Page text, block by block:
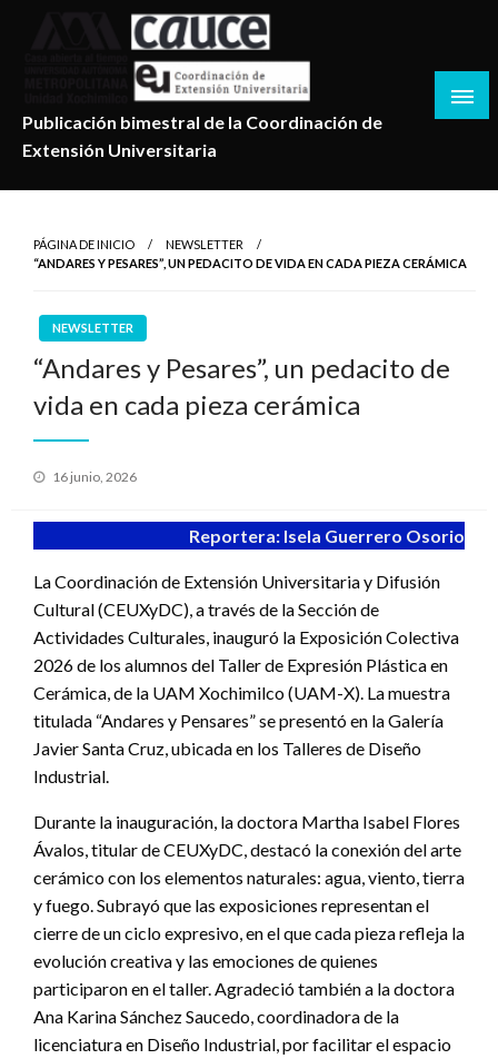
Publicación bimestral de la Coordinación de
Extensión Universitaria
PÁGINA DE INICIO
NEWSLETTER
“ANDARES Y PESARES”, UN PEDACITO DE VIDA EN CADA PIEZA CERÁMICA
NEWSLETTER
“Andares y Pesares”, un pedacito de
vida en cada pieza cerámica
Publicado
16 junio, 2026
Reportera: Isela Guerrero Osorio
La Coordinación de Extensión Universitaria y Difusión
Cultural (CEUXyDC), a través de la Sección de
Actividades Culturales, inauguró la Exposición Colectiva
2026 de los alumnos del Taller de Expresión Plástica en
Cerámica, de la UAM Xochimilco (UAM-X). La muestra
titulada “Andares y Pensares” se presentó en la Galería
Javier Santa Cruz, ubicada en los Talleres de Diseño
Industrial.
Durante la inauguración, la doctora Martha Isabel Flores
Ávalos, titular de CEUXyDC, destacó la conexión del arte
cerámico con los elementos naturales: agua, viento, tierra
y fuego. Subrayó que las exposiciones representan el
cierre de un ciclo expresivo, en el que cada pieza refleja la
evolución creativa y las emociones de quienes
participaron en el taller. Agradeció también a la doctora
Ana Karina Sánchez Saucedo, coordinadora de la
licenciatura en Diseño Industrial, por facilitar el espacio